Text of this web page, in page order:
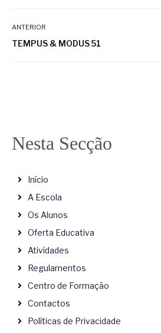
ANTERIOR
TEMPUS & MODUS 51
Nesta Secção
Início
A Escola
Os Alunos
Oferta Educativa
Atividades
Regulamentos
Centro de Formação
Contactos
Políticas de Privacidade